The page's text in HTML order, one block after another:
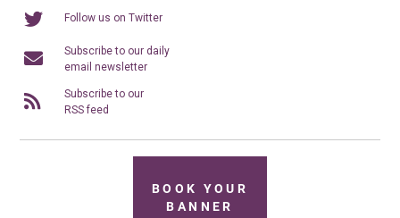
Follow us on Twitter
Subscribe to our daily
email newsletter
Subscribe to our
RSS feed
BOOK YOUR
BANNER